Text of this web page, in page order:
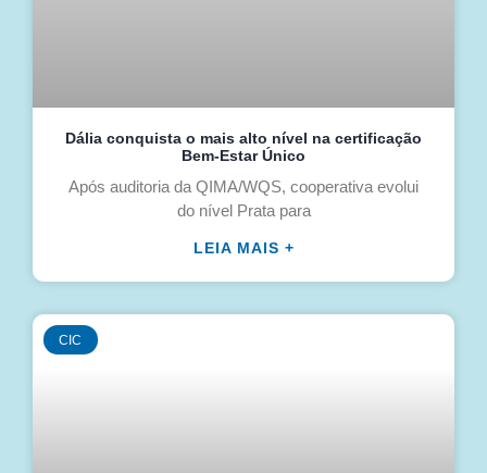
Dália conquista o mais alto nível na certificação
Bem-Estar Único
Após auditoria da QIMA/WQS, cooperativa evolui
do nível Prata para
LEIA MAIS +
CIC